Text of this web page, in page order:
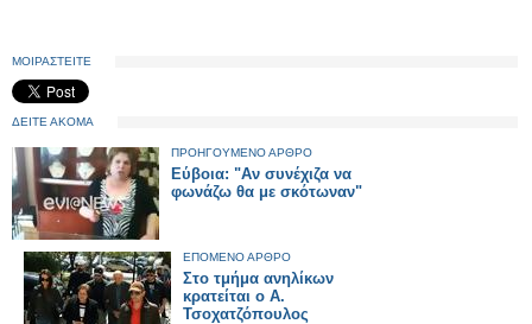
ΜΟΙΡΑΣΤΕΙΤΕ
ΔΕΙΤΕ ΑΚΟΜΑ
ΠΡΟΗΓΟΥΜΕΝΟ ΑΡΘΡΟ
Εύβοια: "Αν συνέχιζα να
φωνάζω θα με σκότωναν"
ΕΠΟΜΕΝΟ ΑΡΘΡΟ
Στο τμήμα ανηλίκων
κρατείται ο Α.
Τσοχατζόπουλος